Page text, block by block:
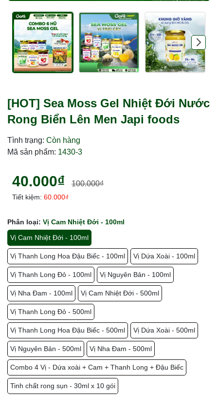
[HOT] Sea Moss Gel Nhiệt Đới Nước
Rong Biển Lên Men Japi foods
Tình trạng: Còn hàng
Mã sản phẩm: 1430-3
40.000₫ 100.000₫
Tiết kiệm: 60.000₫
Phân loại: Vị Cam Nhiệt Đới - 100ml
Vị Cam Nhiệt Đới - 100ml
Vị Thanh Long Hoa Đậu Biếc - 100ml Vị Dứa Xoài - 100ml
Vị Thanh Long Đỏ - 100ml Vị Nguyên Bản - 100ml
Vị Nha Đam - 100ml Vị Cam Nhiệt Đới - 500ml
Vị Thanh Long Đỏ - 500ml
Vị Thanh Long Hoa Đậu Biếc - 500ml Vị Dứa Xoài - 500ml
Vị Nguyên Bản - 500ml Vị Nha Đam - 500ml
Combo 4 Vị - Dứa xoài + Cam + Thanh Long + Đậu Biếc
Tinh chất rong sụn - 30ml x 10 gói